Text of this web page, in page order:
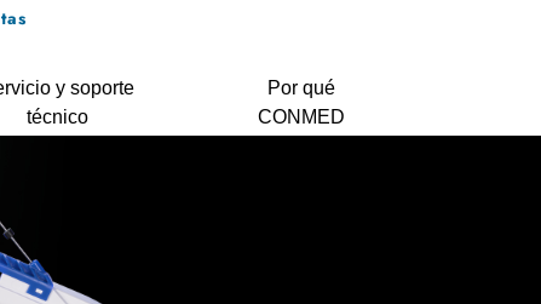
y soporte
técnico
Por qué
CONMED